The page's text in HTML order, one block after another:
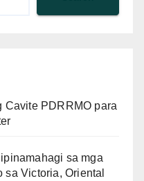
Cavite PDRRMO para
sa mga
Victoria, Oriental